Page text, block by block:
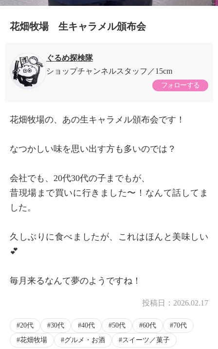
花畑牧場 生キャラメル頒布会
ぐるめ探検隊
ショップチャンネルスタッフ
15cm
フォローする
花畑牧場の、あの生キャラメル頒布会です！
なつかしい味を思い出す方も多いのでは？
会社でも、20代30代の子までもが、
昔現場まで買いに行きました〜！なんて話してま
した。
久しぶりに食べましたが、これはほんと美味しい
💕
毎月来るなんて夢のようですね！
投稿日： 2026.02.17
20代 30代 40代 50代 60代
70代
花畑牧場
グルメ・お酒 スイーツ／菓子